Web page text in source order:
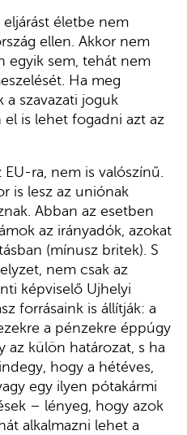
eljárást életbe nem
ellen. Akkor nem
egyik sem, tehát nem
Ha meg
a szavazati joguk
el is lehet fogadni azt az
EU-ra, nem is valószínű.
is lesz az uniónak
Abban az esetben
az irányadók, azokat
(mínusz britek). S
nem csak az
képviselő Ujhelyi
forrásaink is állítják: a
a pénzekre éppúgy
az külön határozat, s ha
hogy a hétéves,
egy ilyen pótakármi
– lényeg, hogy azok
alkalmazni lehet a